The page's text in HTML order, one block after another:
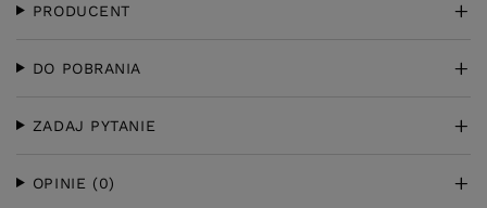
PRODUCENT
DO POBRANIA
ZADAJ PYTANIE
OPINIE (0)